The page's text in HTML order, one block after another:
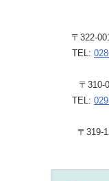
〒322-
TEL:
〒310-
TEL:
〒319-